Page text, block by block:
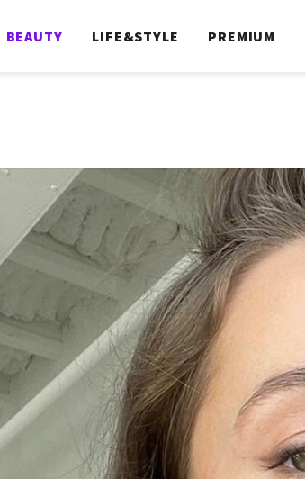
BEAUTY LIFE&STYLE PREMIUM